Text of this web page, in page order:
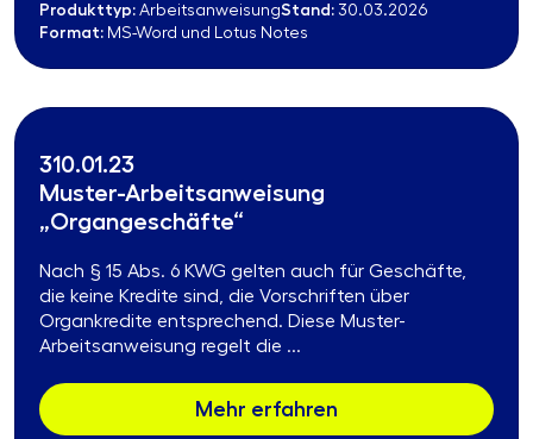
Produkttyp: ArbeitsanweisungStand: 30.03.2026
Format: MS-Word und Lotus Notes
310.01.23
Muster-Arbeitsanweisung
„Organgeschäfte“
Nach § 15 Abs. 6 KWG gelten auch für Geschäfte,
die keine Kredite sind, die Vorschriften über
Organkredite entsprechend. Diese Muster-
Arbeitsanweisung regelt die ...
Mehr erfahren